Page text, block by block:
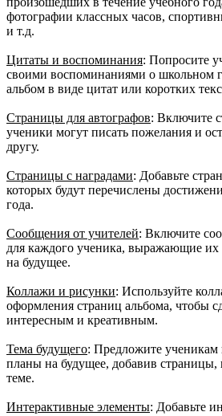
фотографии классных часов,
и т.д.
Цитаты и воспоминания: Попросите
своими воспоминаниями о школьном
альбом в виде цитат или коротких
Страницы для автографов: Включите
ученики могут писать пожелания и
другу.
Страницы с наградами: Добавьте
которых будут перечислены
года.
Сообщения от учителей: Включите
для каждого ученика, выражающие их
на будущее.
Коллажи и рисунки: Используйте
оформления страниц альбома, чтобы
интересным и креативным.
Тема будущего: Предложите ученикам
планы на будущее, добавив
теме.
Интерактивные элементы: Добавьте